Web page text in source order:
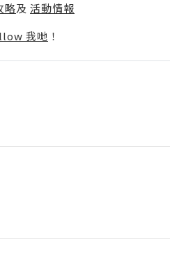
略及 活動情報
我哋 ！